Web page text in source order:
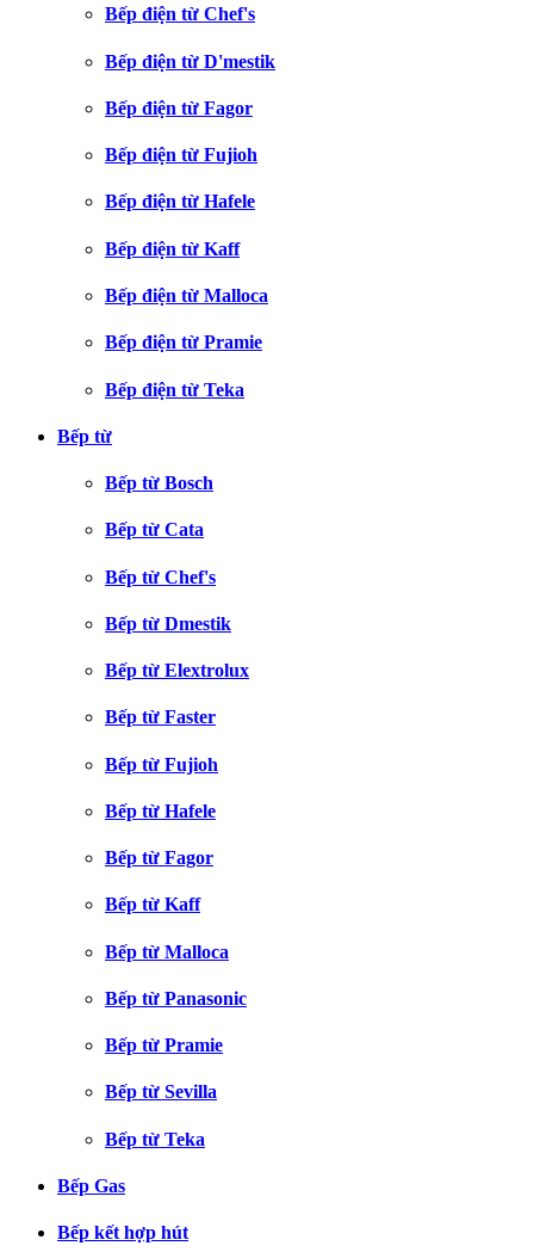
Bếp điện từ Chef's
Bếp điện từ D'mestik
Bếp điện từ Fagor
Bếp điện từ Fujioh
Bếp điện từ Hafele
Bếp điện từ Kaff
Bếp điện từ Malloca
Bếp điện từ Pramie
Bếp điện từ Teka
Bếp từ
Bếp từ Bosch
Bếp từ Cata
Bếp từ Chef's
Bếp từ Dmestik
Bếp từ Elextrolux
Bếp từ Faster
Bếp từ Fujioh
Bếp từ Hafele
Bếp từ Fagor
Bếp từ Kaff
Bếp từ Malloca
Bếp từ Panasonic
Bếp từ Pramie
Bếp từ Sevilla
Bếp từ Teka
Bếp Gas
Bếp kết hợp hút